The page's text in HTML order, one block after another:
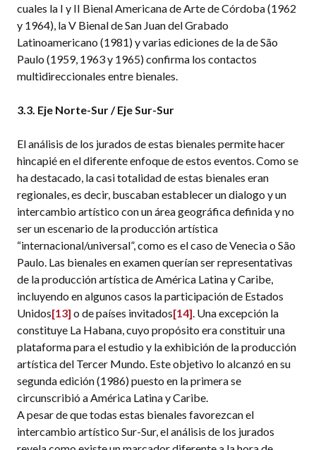
cuales la I y II Bienal Americana de Arte de Córdoba (1962
y 1964), la V Bienal de San Juan del Grabado
Latinoamericano (1981) y varias ediciones de la de São
Paulo (1959, 1963 y 1965) confirma los contactos
multidireccionales entre bienales.
3.3. Eje Norte-Sur / Eje Sur-Sur
El análisis de los jurados de estas bienales permite hacer
hincapié en el diferente enfoque de estos eventos. Como se
ha destacado, la casi totalidad de estas bienales eran
regionales, es decir, buscaban establecer un dialogo y un
intercambio artístico con un área geográfica definida y no
ser un escenario de la producción artística
“internacional/universal”, como es el caso de Venecia o São
Paulo. Las bienales en examen querían ser representativas
de la producción artística de América Latina y Caribe,
incluyendo en algunos casos la participación de Estados
Unidos[13] o de países invitados[14]. Una excepción la
constituye La Habana, cuyo propósito era constituir una
plataforma para el estudio y la exhibición de la producción
artística del Tercer Mundo. Este objetivo lo alcanzó en su
segunda edición (1986) puesto en la primera se
circunscribió a América Latina y Caribe.
A pesar de que todas estas bienales favorezcan el
intercambio artístico Sur-Sur, el análisis de los jurados